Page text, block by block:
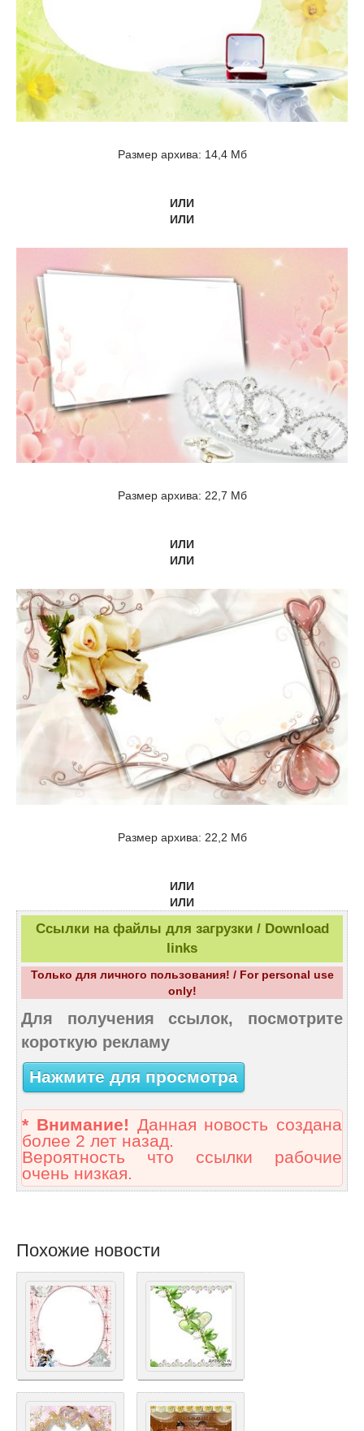
Размер архива: 14,4 Мб
ИЛИ
ИЛИ
Размер архива: 22,7 Мб
ИЛИ
ИЛИ
Размер архива: 22,2 Мб
ИЛИ
ИЛИ
Ссылки на файлы для загрузки / Download
links
Только для личного пользования! / For personal use
only!
Для получения ссылок, посмотрите
короткую рекламу
Нажмите для просмотра
* Внимание! Данная новость создана
более 2 лет назад.
Вероятность что ссылки рабочие
очень низкая.
Похожие новости